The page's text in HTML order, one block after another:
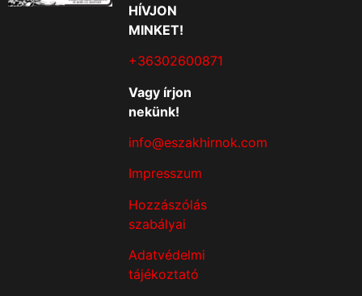
HÍVJON
MINKET!
+36302600871
Vagy írjon
nekünk!
info@eszakhirnok.com
Impresszum
Hozzászólás
szabályai
Adatvédelmi
tájékoztató